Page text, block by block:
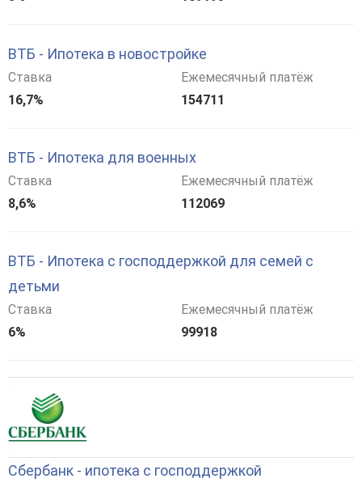
ВТБ - Ипотека в новостройке
Ставка
16,7%
Ежемесячный платёж
154711
ВТБ - Ипотека для военных
Ставка
8,6%
Ежемесячный платёж
112069
ВТБ - Ипотека с господдержкой для семей с
детьми
Ставка
6%
Ежемесячный платёж
99918
Сбербанк - ипотека с господдержкой